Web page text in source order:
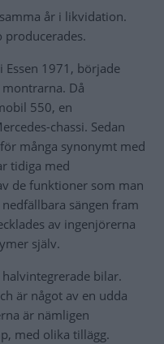
år i likvidation.
producerades.
Essen 1971, började
Då
550, en
chassi. Sedan
många synonymt med
tidiga med
de funktioner som man
sängen fram
av ingenjörerna
själv.
bilar.
är något av en udda
är nämligen
med olika tillägg.